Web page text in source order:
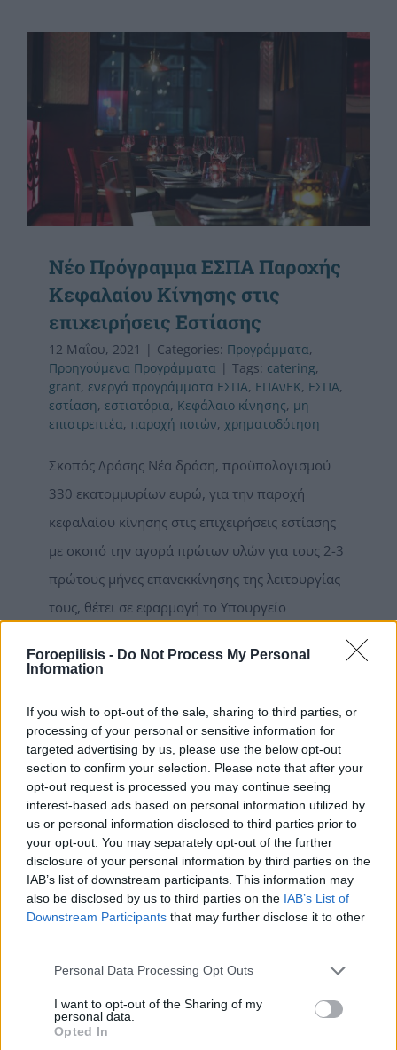
Foroepilisis - Do Not Process My Personal
Information
If you wish to opt-out of the sale, sharing to third parties, or
processing of your personal or sensitive information for
targeted advertising by us, please use the below opt-out
section to confirm your selection. Please note that after your
opt-out request is processed you may continue seeing
interest-based ads based on personal information utilized by
us or personal information disclosed to third parties prior to
your opt-out. You may separately opt-out of the further
disclosure of your personal information by third parties on the
IAB’s list of downstream participants. This information may
also be disclosed by us to third parties on the IAB’s List of
Downstream Participants that may further disclose it to other
Personal Data Processing Opt Outs
I want to opt-out of the Sharing of my
personal data.
Opted In
Nέο Πρόγραμμα ΕΣΠΑ Παροχής
Κεφαλαίου Κίνησης στις
επιχειρήσεις Εστίασης
12 Μαΐου, 2021 | Categories: Προγράμματα,
Προηγούμενα Προγράμματα | Tags: catering,
grant, ενεργά προγράμματα ΕΣΠΑ, ΕΠΑνΕΚ, ΕΣΠΑ,
εστίαση, εστιατόρια, Κεφάλαιο κίνησης, μη
επιστρεπτέα, παροχή ποτών, χρηματοδότηση
Σκοπός Δράσης Νέα δράση, προϋπολογισμού
330 εκατομμυρίων ευρώ, για την παροχή
κεφαλαίου κίνησης στις επιχειρήσεις εστίασης
με σκοπό την αγορά πρώτων υλών για τους 2-3
πρώτους μήνες επανεκκίνησης της λειτουργίας
τους, θέτει σε εφαρμογή το Υπουργείο
δράση χρηματοδοτείται μέσω του
«Ανταγωνιστικότητα - Επιχειρηματικότητα -
Καινοτομία 2021-2027» (ΕΠΑνΕΚ) και αφορά
επιχειρήσεις, μικρομεσαίες και μεγάλες, που
έχουν κύριο ΚΑΔ ή ΚΑΔ με τα μεγαλύτερα έσοδα
της εστίασης. Περιλαμβάνονται και οι
επιχειρήσεις franchise υπό την προϋπόθεση
πλήρωσης ορισμένων κανονιστικών κριτηρίων
του ΕΣΠΑ. Ποσό Ενίσχυσης Το ποσό της
ενίσχυσης ανέρχεται στο 7% επί του τζίρου του
κύριου[...]
Read More